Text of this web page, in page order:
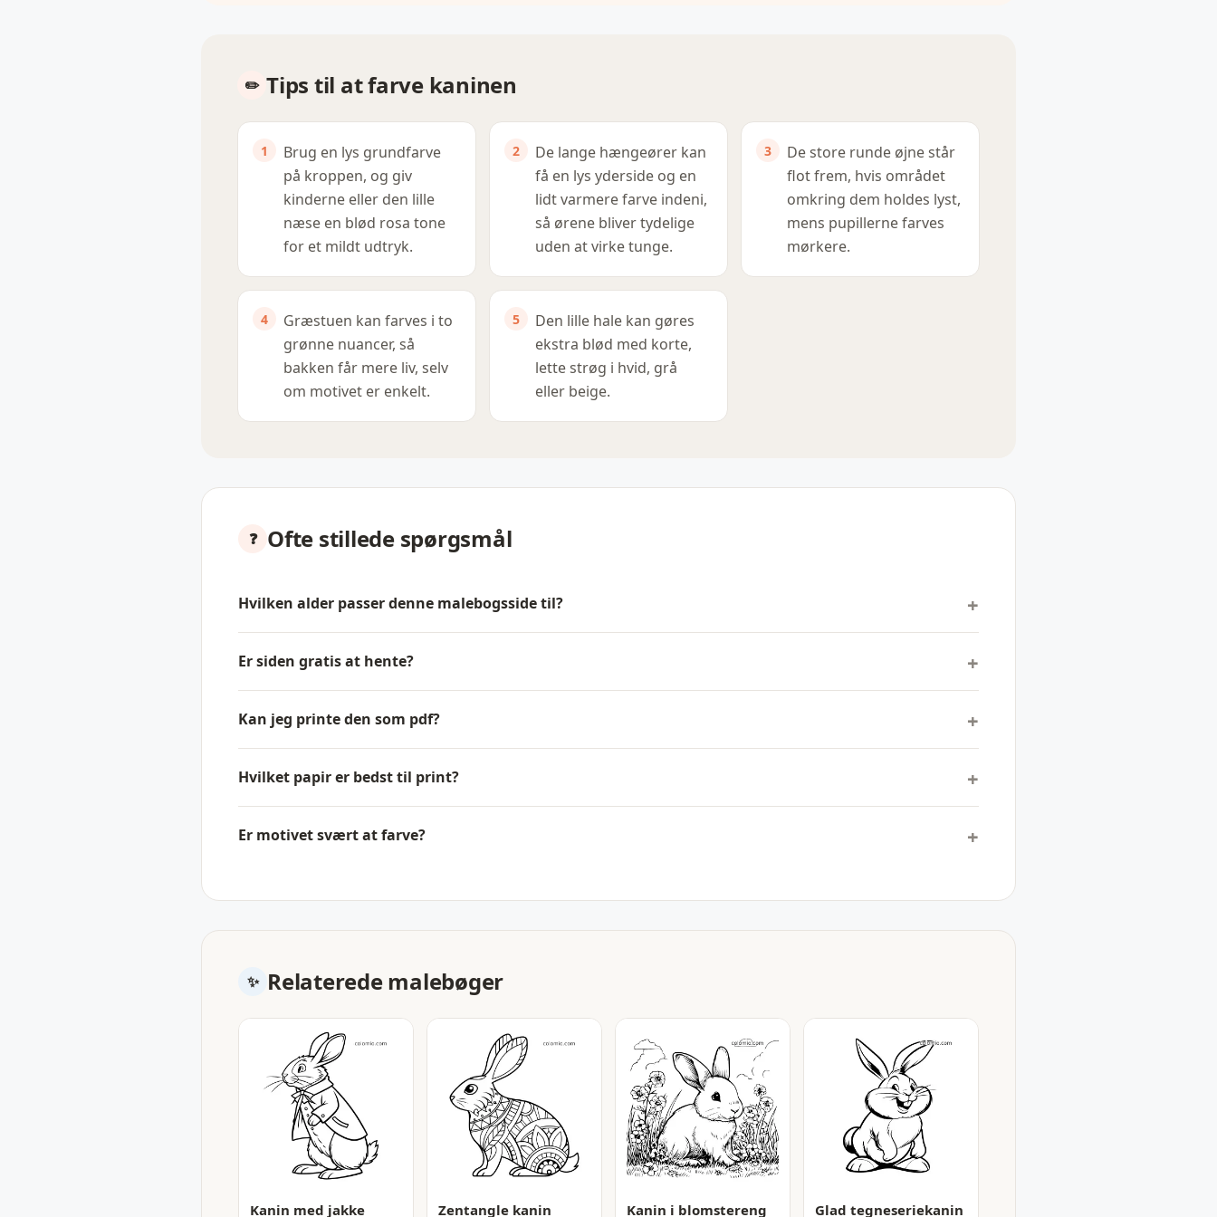
Tips til at farve kaninen
Brug en lys grundfarve
på kroppen, og giv
kinderne eller den lille
næse en blød rosa tone
for et mildt udtryk.
De lange hængeører kan
få en lys yderside og en
lidt varmere farve indeni,
så ørene bliver tydelige
uden at virke tunge.
De store runde øjne står
flot frem, hvis området
omkring dem holdes lyst,
mens pupillerne farves
mørkere.
Græstuen kan farves i to
grønne nuancer, så
bakken får mere liv, selv
om motivet er enkelt.
Den lille hale kan gøres
ekstra blød med korte,
lette strøg i hvid, grå
eller beige.
Ofte stillede spørgsmål
Hvilken alder passer denne malebogsside til?
Er siden gratis at hente?
Kan jeg printe den som pdf?
Hvilket papir er bedst til print?
Er motivet svært at farve?
Relaterede malebøger
Kanin med jakke Zentangle kanin Kanin i blomstereng Glad tegneseriekanin